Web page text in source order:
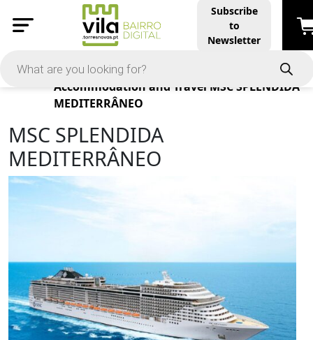
Subscribe
to
Newsletter
Products
Accommodation and Travel MSC SPLENDIDA
MEDITERRÂNEO
MSC SPLENDIDA
MEDITERRÂNEO